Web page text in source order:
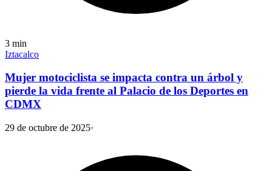
3 min
Iztacalco
Mujer motociclista se impacta contra un árbol y
pierde la vida frente al Palacio de los Deportes en
CDMX
29 de octubre de 2025·